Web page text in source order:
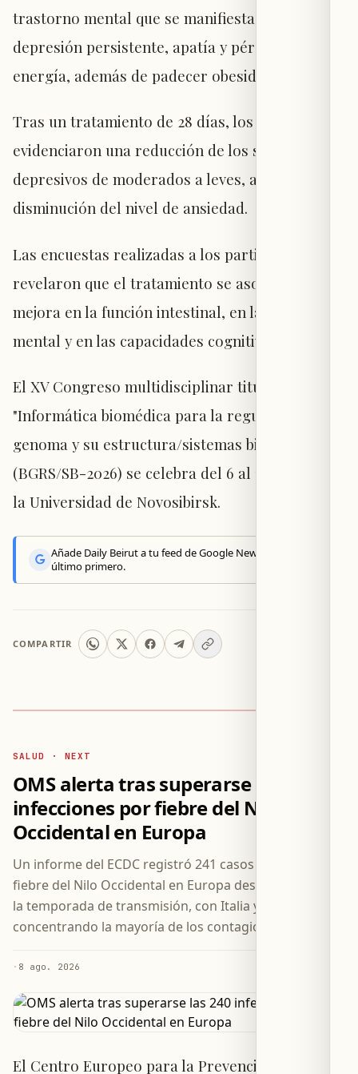
trastorno mental que se manifiesta con
depresión persistente, apatía y pérdida de
energía, además de padecer obesidad.
Tras un tratamiento de 28 días, los resultados
evidenciaron una reducción de los síntomas
depresivos de moderados a leves, así como una
disminución del nivel de ansiedad.
Las encuestas realizadas a los participantes
revelaron que el tratamiento se asoció con una
mejora en la función intestinal, en la salud
mental y en las capacidades cognitivas.
El XV Congreso multidisciplinar titulado
"Informática biomédica para la regulación del
genoma y su estructura/sistemas biológicos"
(BGRS/SB-2026) se celebra del 6 al 11 de julio en
la Universidad de Novosibirsk.
Añade Daily Beirut a tu feed de Google News y recibe lo
último primero.
COMPARTIR
SALUD · NEXT
OMS alerta tras superarse las 240
infecciones por fiebre del Nilo
Occidental en Europa
Un informe del ECDC registró 241 casos humanos de
fiebre del Nilo Occidental en Europa desde el inicio de
la temporada de transmisión, con Italia y Grecia
concentrando la mayoría de los contagios.
· 8 ago. 2026
El Centro Europeo para la Prevención y el